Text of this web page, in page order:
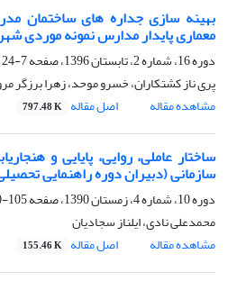
بهینه سازی جداره های ساختمان
معماری پایدار مدارس نمونه موردی
دوره 16، شماره 2، تابستان 1396، صفحه
7-24
پری ناز کشتکاران، خسرو موحد، زهرا برزگر
مشاهده مقاله
اصل مقاله 797.48 K
ساختار عاملی، روایی، پایایی و
سازمانی (دبیران دوره راهنمایی
دوره 10، شماره 4، زمستان 1390، صفحه
105-130
محمدعلی نادی، ایلناز سجادیان
مشاهده مقاله
اصل مقاله 155.46 K